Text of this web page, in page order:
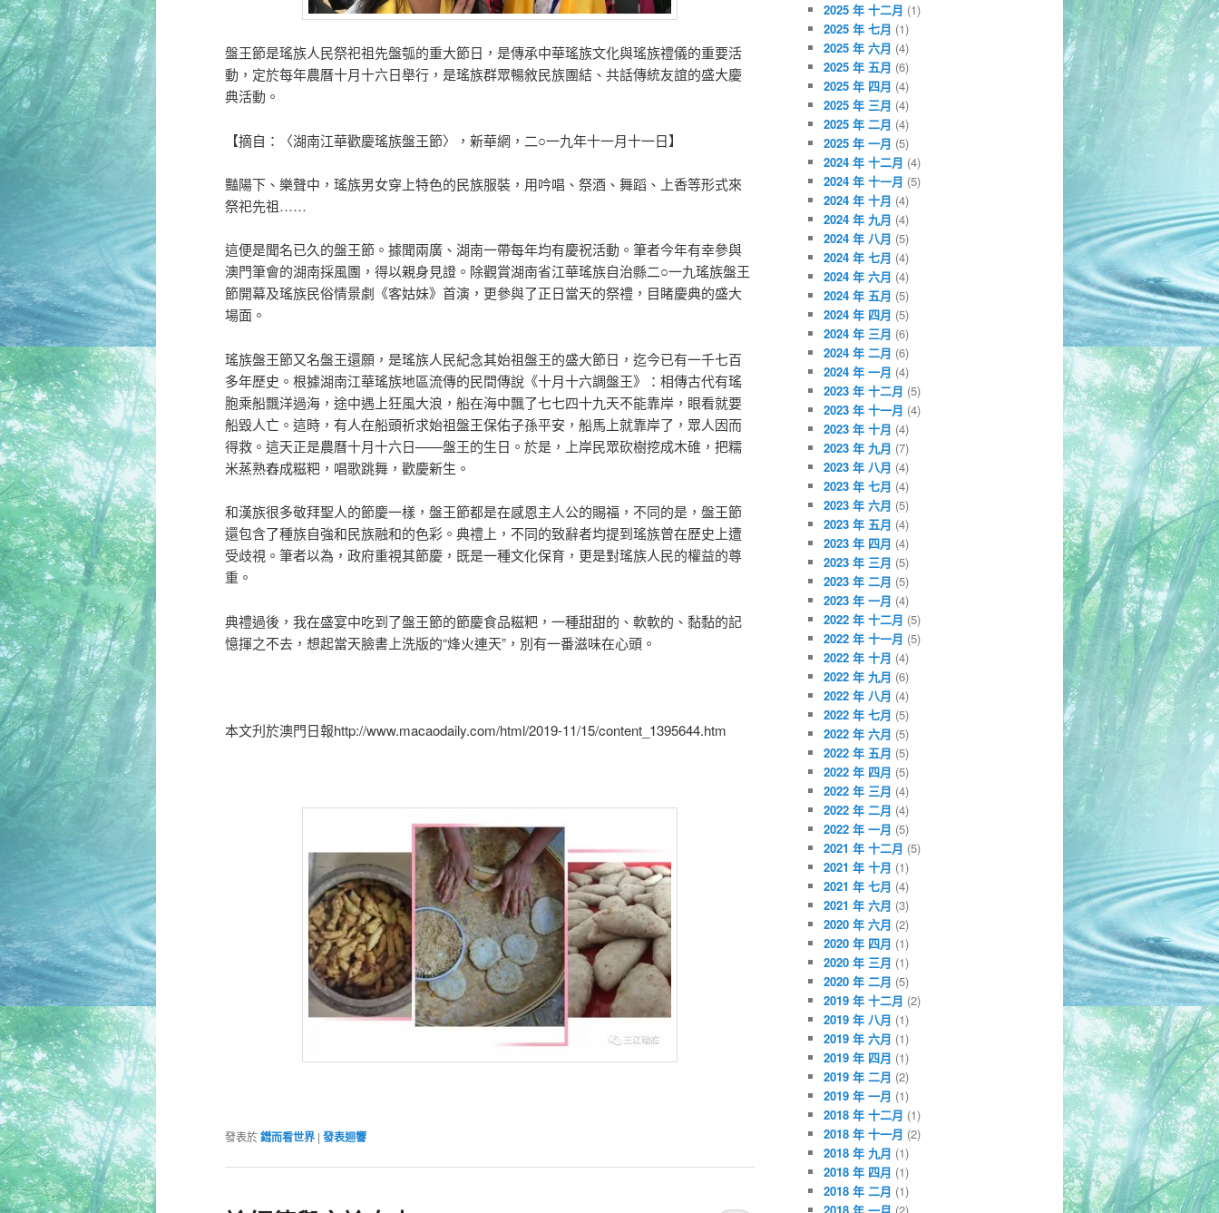
盤王節是瑤族人民祭祀祖先盤瓠的重大節日，是傳承中華瑤族文化與瑤族禮儀的重要活
動，定於每年農曆十月十六日舉行，是瑤族群眾暢敘民族團結、共話傳統友誼的盛大慶
典活動。
【摘自：〈湖南江華歡慶瑤族盤王節〉，新華網，二○一九年十一月十一日】
豔陽下、樂聲中，瑤族男女穿上特色的民族服裝，用吟唱、祭酒、舞蹈、上香等形式來
祭祀先祖……
這便是聞名已久的盤王節。據聞兩廣、湖南一帶每年均有慶祝活動。筆者今年有幸參與
澳門筆會的湖南採風團，得以親身見證。除觀賞湖南省江華瑤族自治縣二○一九瑤族盤王
節開幕及瑤族民俗情景劇《客姑妹》首演，更參與了正日當天的祭禮，目睹慶典的盛大
場面。
瑤族盤王節又名盤王還願，是瑤族人民紀念其始祖盤王的盛大節日，迄今已有一千七百
多年歷史。根據湖南江華瑤族地區流傳的民間傳說《十月十六調盤王》：相傳古代有瑤
胞乘船飄洋過海，途中遇上狂風大浪，船在海中飄了七七四十九天不能靠岸，眼看就要
船毀人亡。這時，有人在船頭祈求始祖盤王保佑子孫平安，船馬上就靠岸了，眾人因而
得救。這天正是農曆十月十六日——盤王的生日。於是，上岸民眾砍樹挖成木碓，把糯
米蒸熟舂成糍粑，唱歌跳舞，歡慶新生。
和漢族很多敬拜聖人的節慶一樣，盤王節都是在感恩主人公的賜福，不同的是，盤王節
還包含了種族自強和民族融和的色彩。典禮上，不同的致辭者均提到瑤族曾在歷史上遭
受歧視。筆者以為，政府重視其節慶，既是一種文化保育，更是對瑤族人民的權益的尊
重。
典禮過後，我在盛宴中吃到了盤王節的節慶食品糍粑，一種甜甜的、軟軟的、黏黏的記
憶揮之不去，想起當天臉書上洗版的“烽火連天”，別有一番滋味在心頭。
本文刋於澳門日報http://www.macaodaily.com/html/2019-11/15/content_1395644.htm
發表於鏏而看世界 | 發表迴響
2025 年 十二月 (1)
2025 年 七月 (1)
2025 年 六月 (4)
2025 年 五月 (6)
2025 年 四月 (4)
2025 年 三月 (4)
2025 年 二月 (4)
2025 年 一月 (5)
2024 年 十二月 (4)
2024 年 十一月 (5)
2024 年 十月 (4)
2024 年 九月 (4)
2024 年 八月 (5)
2024 年 七月 (4)
2024 年 六月 (4)
2024 年 五月 (5)
2024 年 四月 (5)
2024 年 三月 (6)
2024 年 二月 (6)
2024 年 一月 (4)
2023 年 十二月 (5)
2023 年 十一月 (4)
2023 年 十月 (4)
2023 年 九月 (7)
2023 年 八月 (4)
2023 年 七月 (4)
2023 年 六月 (5)
2023 年 五月 (4)
2023 年 四月 (4)
2023 年 三月 (5)
2023 年 二月 (5)
2023 年 一月 (4)
2022 年 十二月 (5)
2022 年 十一月 (5)
2022 年 十月 (4)
2022 年 九月 (6)
2022 年 八月 (4)
2022 年 七月 (5)
2022 年 六月 (5)
2022 年 五月 (5)
2022 年 四月 (5)
2022 年 三月 (4)
2022 年 二月 (4)
2022 年 一月 (5)
2021 年 十二月 (5)
2021 年 十月 (1)
2021 年 七月 (4)
2021 年 六月 (3)
2020 年 六月 (2)
2020 年 四月 (1)
2020 年 三月 (1)
2020 年 二月 (5)
2019 年 十二月 (2)
2019 年 八月 (1)
2019 年 六月 (1)
2019 年 四月 (1)
2019 年 二月 (2)
2019 年 一月 (1)
2018 年 十二月 (1)
2018 年 十一月 (2)
2018 年 九月 (1)
2018 年 四月 (1)
2018 年 二月 (1)